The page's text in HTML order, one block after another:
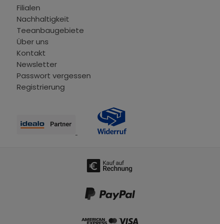
Filialen
Nachhaltigkeit
Teeanbaugebiete
Über uns
Kontakt
Newsletter
Passwort vergessen
Registrierung